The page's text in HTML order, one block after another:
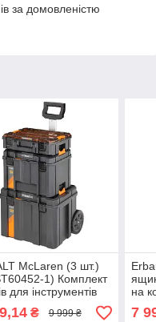
за домовленістю
McLaren (3 шт.)
1) Комплект
для інструментів
₴ 9 999 ₴
на
7